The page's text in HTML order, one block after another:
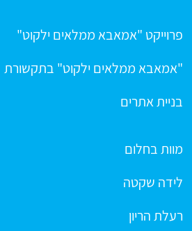
פרוייקט "אמאבא ממלאים ילקוט"
"אמאבא ממלאים ילקוט" בתקשורת
בניית אתרים
מוות בחלום
לידה שקטה
רעלת הריון